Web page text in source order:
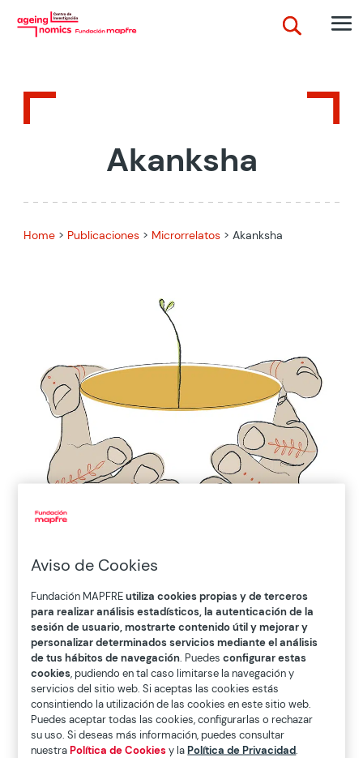
Akanksha
Home > Publicaciones > Microrrelatos >Akanksha
Descripción
En la vestimenta de Akanksha, un sari de
colores rojos y anaranjados tejido con hilo
dorado, se destila el olor de las especias que
siempre imperan en su cocina. Huele a curry,
Aviso de Cookies
Fundación MAPFREutiliza cookies propias y de terceros
para realizar análisis estadísticos, la autenticación de la
sesión de usuario, mostrarte contenido útil y mejorar y
personalizar determinados servicios mediante el análisis
de tus hábitos de navegación. Puedesconfigurar estas
cookies, pudiendo en tal caso limitarse la navegación y
servicios del sitio web. Si aceptas las cookies estás
consintiendo la utilización de las cookies en este sitio web.
Puedes aceptar todas las cookies, configurarlas o rechazar
su uso. Si deseas más información, puedes consultar
nuestraPolítica de Cookiesy laPolítica de Privacidad.